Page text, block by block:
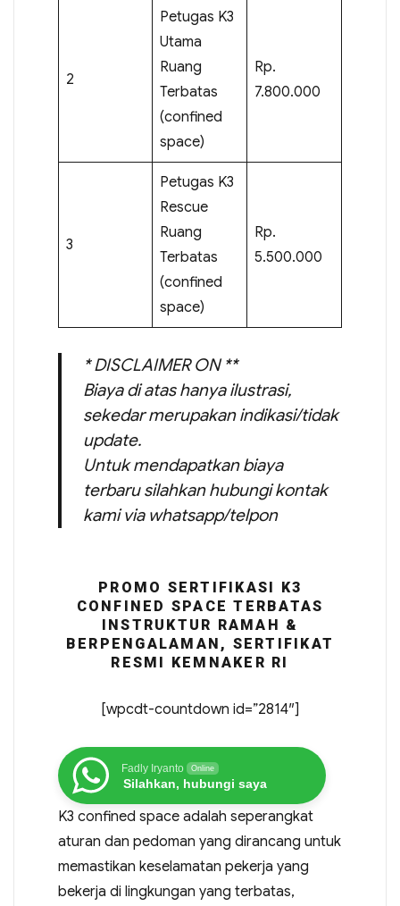
2
Petugas K3
Utama
Ruang
Terbatas
(confined
space)
Rp.
7.800.000
3
Petugas K3
Rescue
Ruang
Terbatas
(confined
space)
Rp.
5.500.000
* DISCLAIMER ON **
Biaya di atas hanya ilustrasi,
sekedar merupakan indikasi/tidak
update.
Untuk mendapatkan biaya
terbaru silahkan hubungi kontak
kami via whatsapp/telpon
PROMO SERTIFIKASI K3
CONFINED SPACE TERBATAS
INSTRUKTUR RAMAH &
BERPENGALAMAN, SERTIFIKAT
RESMI KEMNAKER RI
[wpcdt-countdown id=”2814″]
Fadly Iryanto Online
Silahkan, hubungi saya
K3 confined space adalah seperangkat
aturan dan pedoman yang dirancang untuk
memastikan keselamatan pekerja yang
bekerja di lingkungan yang terbatas,